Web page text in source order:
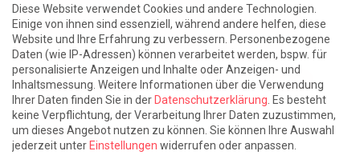
Die Zeit der Ringelblumen ist vorbei Europa im Kopf
Fast am Ziel Frühling in Florenz In der Blase
Leben lernen / Ein Versuch Trinken. Träumen. Trösten.
Triple-Edinburgher mit Ketchup WACHS!
Winterreise (mit Sommern)
Diese Website verwendet Cookies und andere Technologien.
Einige von ihnen sind essenziell, während andere helfen, diese
Website und Ihre Erfahrung zu verbessern. Personenbezogene
Daten (wie IP-Adressen) können verarbeitet werden, bspw. für
personalisierte Anzeigen und Inhalte oder Anzeigen- und
Inhaltsmessung. Weitere Informationen über die Verwendung
Ihrer Daten finden Sie in der Datenschutzerklärung Es besteht
keine Verpflichtung, der Verarbeitung Ihrer Daten zuzustimmen,
um dieses Angebot nutzen zu können. Sie können Ihre Auswahl
jederzeit unter Einstellungen widerrufen oder anpassen.